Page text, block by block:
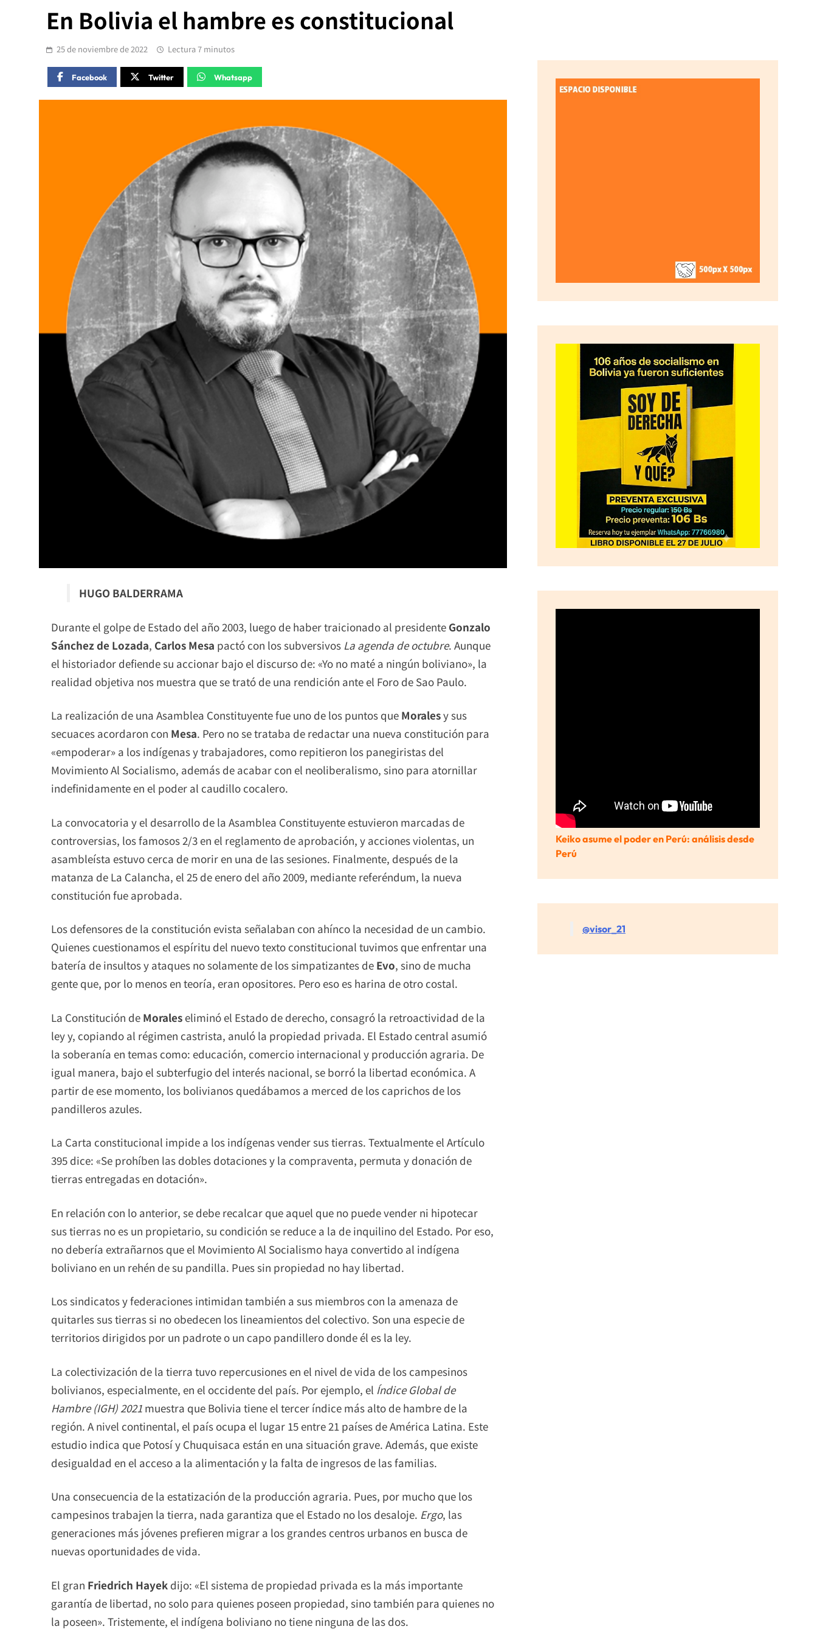
En Bolivia el hambre es constitucional
25 de noviembre de 2022 Lectura 7 minutos
Facebook Twitter Whatsapp
HUGO BALDERRAMA
Durante el golpe de Estado del año 2003, luego de haber traicionado al presidente Gonzalo
Sánchez de Lozada, Carlos Mesa pactó con los subversivos La agenda de octubre. Aunque
el historiador defiende su accionar bajo el discurso de: «Yo no maté a ningún boliviano», la
realidad objetiva nos muestra que se trató de una rendición ante el Foro de Sao Paulo.
La realización de una Asamblea Constituyente fue uno de los puntos que Moralesy sus
secuaces acordaron con Mesa. Pero no se trataba de redactar una nueva constitución para
«empoderar» a los indígenas y trabajadores, como repitieron los panegiristas del
Movimiento Al Socialismo, además de acabar con el neoliberalismo, sino para atornillar
indefinidamente en el poder al caudillo cocalero.
La convocatoria y el desarrollo de la Asamblea Constituyente estuvieron marcadas de
controversias, los famosos 2/3 en el reglamento de aprobación, y acciones violentas, un
asambleísta estuvo cerca de morir en una de las sesiones. Finalmente, después de la
matanza de La Calancha, el 25 de enero del año 2009, mediante referéndum, la nueva
constitución fue aprobada.
Los defensores de la constitución evista señalaban con ahínco la necesidad de un cambio.
Quienes cuestionamos el espíritu del nuevo texto constitucional tuvimos que enfrentar una
batería de insultos y ataques no solamente de los simpatizantes de Evo, sino de mucha
gente que, por lo menos en teoría, eran opositores. Pero eso es harina de otro costal.
La Constitución de Morales eliminó el Estado de derecho, consagró la retroactividad de la
ley y, copiando al régimen castrista, anuló la propiedad privada. El Estado central asumió
la soberanía en temas como: educación, comercio internacional y producción agraria. De
igual manera, bajo el subterfugio del interés nacional, se borró la libertad económica. A
partir de ese momento, los bolivianos quedábamos a merced de los caprichos de los
pandilleros azules.
La Carta constitucional impide a los indígenas vender sus tierras. Textualmente el Artículo
395 dice: «Se prohíben las dobles dotaciones y la compraventa, permuta y donación de
tierras entregadas en dotación».
En relación con lo anterior, se debe recalcar que aquel que no puede vender ni hipotecar
sus tierras no es un propietario, su condición se reduce a la de inquilino del Estado. Por eso,
no debería extrañarnos que el Movimiento Al Socialismo haya convertido al indígena
boliviano en un rehén de su pandilla. Pues sin propiedad no hay libertad.
Los sindicatos y federaciones intimidan también a sus miembros con la amenaza de
quitarles sus tierras si no obedecen los lineamientos del colectivo. Son una especie de
territorios dirigidos por un padrote o un capo pandillero donde él es la ley.
La colectivización de la tierra tuvo repercusiones en el nivel de vida de los campesinos
bolivianos, especialmente, en el occidente del país. Por ejemplo, el Índice Global de
Hambre (IGH) 2021 muestra que Bolivia tiene el tercer índice más alto de hambre de la
región. A nivel continental, el país ocupa el lugar 15 entre 21 países de América Latina. Este
estudio indica que Potosí y Chuquisaca están en una situación grave. Además, que existe
desigualdad en el acceso a la alimentación y la falta de ingresos de las familias.
Una consecuencia de la estatización de la producción agraria. Pues, por mucho que los
campesinos trabajen la tierra, nada garantiza que el Estado no los desaloje. Ergo, las
generaciones más jóvenes prefieren migrar a los grandes centros urbanos en busca de
nuevas oportunidades de vida.
El gran Friedrich Hayek dijo: «El sistema de propiedad privada es la más importante
garantía de libertad, no solo para quienes poseen propiedad, sino también para quienes no
la poseen». Tristemente, el indígena boliviano no tiene ninguna de las dos.
Keiko asume el poder en Perú: análisis desde
Perú
@visor_21